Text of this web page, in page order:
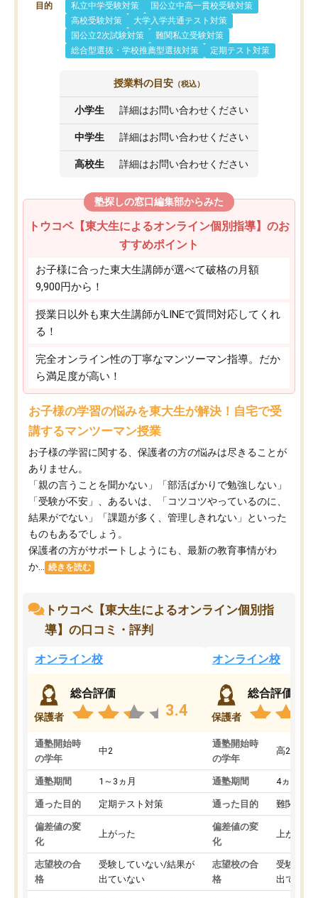
目的 私立中学受験対策
国公立中高一貫校受験対策
高校受験対策
大学入学共通テスト対策
国公立2次試験対策
難関私立受験対策
総合型選抜・学校推薦型選抜対策
定期テスト対策
授業料の目安 （税込）
小学生 詳細はお問い合わせください
中学生 詳細はお問い合わせください
高校生 詳細はお問い合わせください
塾探しの窓口編集部からみた
トウコベ【東大生によるオンライン個別指導】のお
すすめポイント
お子様に合った東大生講師が選べて破格の月額
9,900円から！
授業日以外も東大生講師がLINEで質問対応してくれ
る！
完全オンライン性の丁寧なマンツーマン指導。だか
ら満足度が高い！
お子様の学習の悩みを東大生が解決！自宅で受
講するマンツーマン授業
お子様の学習に関する、保護者の方の悩みは尽きることが
ありません。
「親の言うことを聞かない」「部活ばかりで勉強しない」
「受験が不安」、あるいは、「コツコツやっているのに、
結果がでない」「課題が多く、管理しきれない」といった
ものもあるでしょう。
保護者の方がサポートしようにも、最新の教育事情がわ
か...
続きを読む
トウコベ【東大生によるオンライン個別指
導】の口コミ・評判
オンライン校
保護者
総合評価
3.4
通塾開始時
の学年
中2
通塾期間 1～3ヵ月
通った目的 定期テスト対策
偏差値の変
化
上がった
志望校の合
格
受験していない/結果が
出ていない
オンライン校
保護者
総合評価
通塾開始時
の学年
高2
通塾期間 4ヵ月～1
通った目的 難関私立
偏差値の変
化
上がった
志望校の合
格
受験して
出ていな